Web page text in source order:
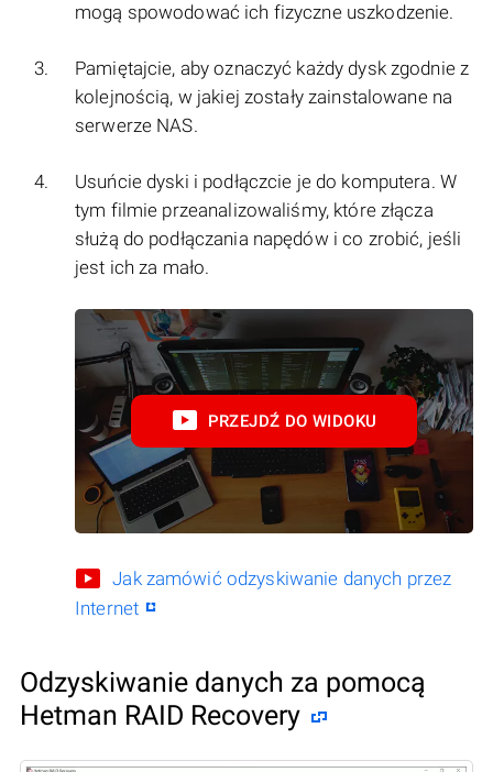
mogą spowodować ich fizyczne uszkodzenie.
Pamiętajcie, aby oznaczyć każdy dysk zgodnie z
kolejnością, w jakiej zostały zainstalowane na
serwerze NAS.
Usuńcie dyski i podłączcie je do komputera. W
tym filmie przeanalizowaliśmy, które złącza
służą do podłączania napędów i co zrobić, jeśli
jest ich za mało.
PRZEJDŹ DO WIDOKU
Jak zamówić odzyskiwanie danych przez
Internet
Odzyskiwanie danych za pomocą
Hetman RAID Recovery